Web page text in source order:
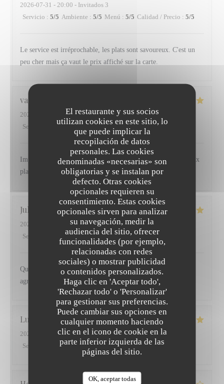
El restaurante y sus socios
utilizan cookies en este sitio, lo
que puede implicar la
recopilación de datos
personales. Las cookies
denominadas «necesarias» son
obligatorias y se instalan por
defecto. Otras cookies
opcionales requieren su
consentimiento. Estas cookies
opcionales sirven para analizar
su navegación, medir la
audiencia del sitio, ofrecer
funcionalidades (por ejemplo,
relacionadas con redes
sociales) o mostrar publicidad
o contenidos personalizados.
Haga clic en 'Aceptar todo',
'Rechazar todo' o 'Personalizar'
para gestionar sus preferencias.
Puede cambiar sus opciones en
cualquier momento haciendo
clic en el icono de cookie en la
parte inferior izquierda de las
páginas del sitio.
OK, aceptar todas
2026-07-31 - 20:00 - Invitados 3
Servicio : 5/5 Ambiente : 5/5 Menú : 5/5 Calidad / Precio : 5/5
Le service est irréprochable, les plats sont savoureux. C'est un
peu cher mais ça vaut le prix affiché sur la carte.
valerie
2026-07-30
- 13:00 - Invitados 3
Servicio
/5 Ambiente: 5/5 Menú: 4/5 Calidad / Precio
Impeccable comme d habitude ! Que du plaisir de l apéritif aux
plats
Julie
2026-07-29
- 20:00 - Invitados 2
Servicio
Ambiente: 5/5 Menú: 5/5 Calidad / Precio
Qualité des produits, cuisine pleine de saveur et un service
agréable
Lucas
2026-07-28
- 20:30 - Invitados 2
Servicio
Ambiente: 5/5 Menú: 5/5 Calidad / Precio